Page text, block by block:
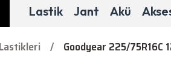
Lastik Jant Akü
Goodyear 225/75R16C